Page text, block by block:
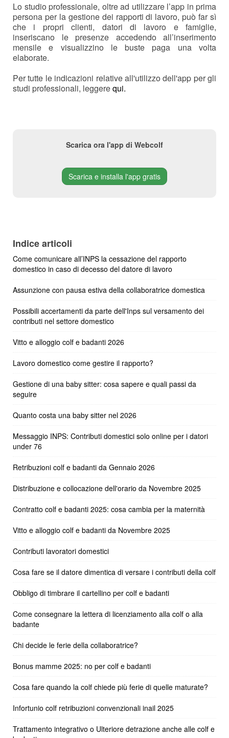
Lo studio professionale, oltre ad utilizzare l’app in prima
persona per la gestione dei rapporti di lavoro, può far sì
che i propri clienti, datori di lavoro e famiglie,
inseriscano le presenze accedendo all’inserimento
mensile e visualizzino le buste paga una volta
elaborate.
Per tutte le indicazioni relative all'utilizzo dell'app per gli
studi professionali, leggerequi.
Scarica ora l'app di Webcolf
Scarica e installa l'app gratis
Indice articoli
Come comunicare all’INPS la cessazione del rapporto
domestico in caso di decesso del datore di lavoro
Assunzione con pausa estiva della collaboratrice domestica
Possibili accertamenti da parte dell'Inps sul versamento dei
contributi nel settore domestico
Vitto e alloggio colf e badanti 2026
Lavoro domestico come gestire il rapporto?
Gestione di una baby sitter: cosa sapere e quali passi da
seguire
Quanto costa una baby sitter nel 2026
Messaggio INPS: Contributi domestici solo online per i datori
under 76
Retribuzioni colf e badanti da Gennaio 2026
Distribuzione e collocazione dell'orario da Novembre 2025
Contratto colf e badanti 2025: cosa cambia per la maternità
Vitto e alloggio colf e badanti da Novembre 2025
Contributi lavoratori domestici
Cosa fare se il datore dimentica di versare i contributi della colf
Obbligo di timbrare il cartellino per colf e badanti
Come consegnare la lettera di licenziamento alla colf o alla
badante
Chi decide le ferie della collaboratrice?
Bonus mamme 2025: no per colf e badanti
Cosa fare quando la colf chiede più ferie di quelle maturate?
Infortunio colf retribuzioni convenzionali inail 2025
Trattamento integrativo o Ulteriore detrazione anche alle colf e